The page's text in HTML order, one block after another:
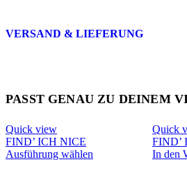
VERSAND & LIEFERUNG
PASST GENAU ZU DEINEM
Quick view
FIND’ ICH NICE
Ausführung wählen
Quick
FIND’
In den